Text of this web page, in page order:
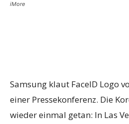
iMore
Samsung klaut FaceID Logo
einer Pressekonferenz. Die
wieder einmal getan: In Las